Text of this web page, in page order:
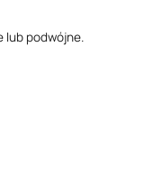
lub podwójne.